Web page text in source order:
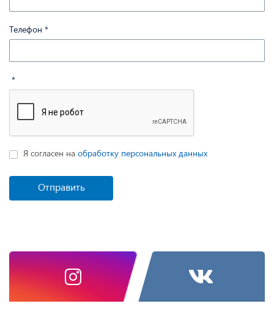
Телефон *
*
Я согласен на обработку персональных данных